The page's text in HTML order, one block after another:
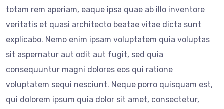
totam rem aperiam, eaque ipsa quae ab illo inventore
veritatis et quasi architecto beatae vitae dicta sunt
explicabo. Nemo enim ipsam voluptatem quia voluptas
sit aspernatur aut odit aut fugit, sed quia
consequuntur magni dolores eos qui ratione
voluptatem sequi nesciunt. Neque porro quisquam est,
qui dolorem ipsum quia dolor sit amet, consectetur,